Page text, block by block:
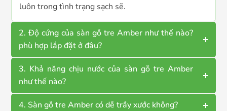
luôn trong tình trạng sạch sẽ.
2. Độ cứng của sàn gỗ tre Amber như thế nào?
phù hợp lắp đặt ở đâu?
3. Khả năng chịu nước của sàn gỗ tre Amber
như thế nào?
4. Sàn gỗ tre Amber có dễ trầy xước không?